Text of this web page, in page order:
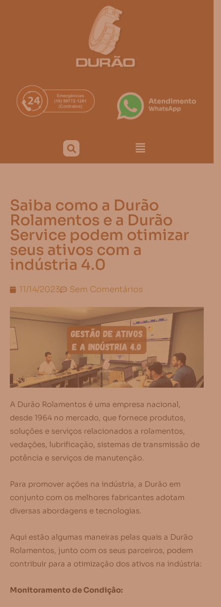
Saiba como a Durão
Rolamentos e a Durão
Service podem otimizar
seus ativos com a
indústria 4.0
11/14/2023 Sem Comentários
A Durão Rolamentos é uma empresa nacional,
desde 1964 no mercado, que fornece produtos,
soluções e serviços relacionados a rolamentos,
vedações, lubrificação, sistemas de transmissão de
potência e serviços de manutenção.
Para promover ações na indústria, a Durão em
conjunto com os melhores fabricantes adotam
diversas abordagens e tecnologias.
Aqui estão algumas maneiras pelas quais a Durão
Rolamentos, junto com os seus parceiros, podem
contribuir para a otimização dos ativos na indústria:
Monitoramento de Condição: